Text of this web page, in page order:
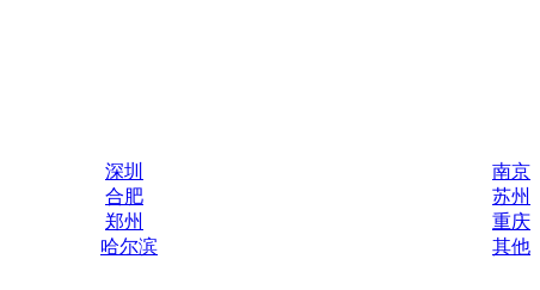
深圳
南京
合肥
苏州
郑州
重庆
哈尔滨
其他